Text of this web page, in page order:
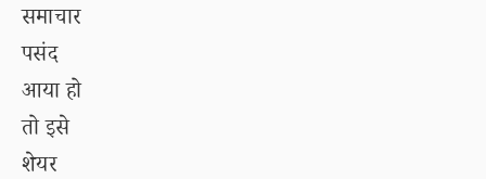
समाचार
पसंद
आया हो
तो इसे
शेयर